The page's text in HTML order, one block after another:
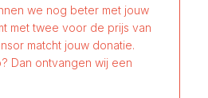
we nog beter met jouw
met twee voor de prijs van
matcht jouw donatie.
Dan ontvangen wij een